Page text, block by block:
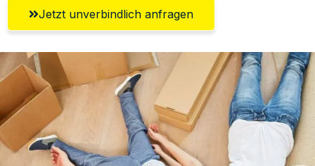
Jetzt unverbindlich anfragen